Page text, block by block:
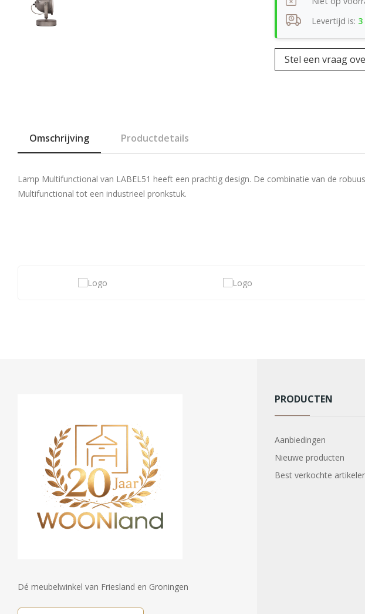
Levertijd is:
Stel een vraag
Omschrijving Productdetails
Lamp Multifunctional van LABEL51 heeft een prachtig design. De combinatie van de
Multifunctional tot een industrieel pronkstuk.
Dé meubelwinkel van Friesland en Groningen
PRODUCTEN
Aanbiedingen
Nieuwe producten
Best verkochte